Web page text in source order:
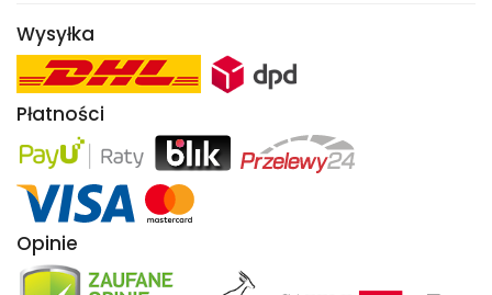
Wysyłka
Płatności
Opinie